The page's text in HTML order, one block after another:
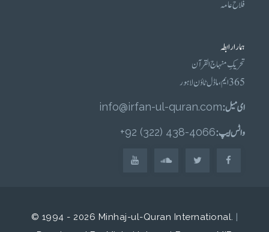
فلاح عامہ
ہمارا رابطہ
تحریکِ منہاج القرآن
365 ایم، ماڈل ٹاؤن لاہور
ای میل :info@irfan-ul-quran.com
واٹس ایپ :4066-438 (322) 92+
© 1994 - 2026 Minhaj-ul-Quran International.
|